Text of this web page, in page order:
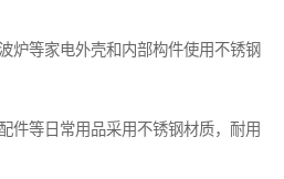
炉等家电外壳和内部构件使用不锈钢
件等日常用品采用不锈钢材质，耐用